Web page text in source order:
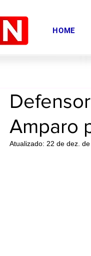
HOME
Amparo
Atualizado: 22 de dez.